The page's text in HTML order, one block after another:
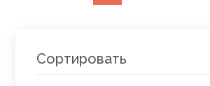
Сортировать